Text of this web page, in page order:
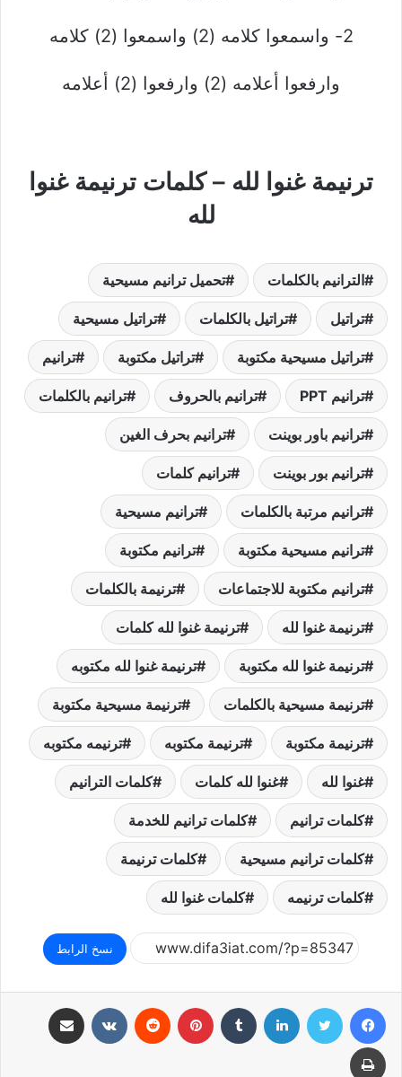
2- واسمعوا كلامه (2) واسمعوا (2) كلامه
وارفعوا أعلامه (2) وارفعوا (2) أعلامه
ترنيمة غنوا لله – كلمات ترنيمة غنوا
لله
الترانيم بالكلمات تحميل ترانيم مسيحية
تراتيل تراتيل بالكلمات تراتيل مسيحية
تراتيل مسيحية مكتوبة تراتيل مكتوبة ترانيم
ترانيم PPT ترانيم بالحروف ترانيم بالكلمات
ترانيم باور بوينت ترانيم بحرف الغين
ترانيم بور بوينت ترانيم كلمات
ترانيم مرتبة بالكلمات ترانيم مسيحية
ترانيم مسيحية مكتوبة ترانيم مكتوبة
ترانيم مكتوبة للاجتماعات ترنيمة بالكلمات
ترنيمة غنوا لله ترنيمة غنوا لله كلمات
ترنيمة غنوا لله مكتوبة ترنيمة غنوا لله مكتوبه
ترنيمة مسيحية بالكلمات ترنيمة مسيحية مكتوبة
ترنيمة مكتوبة ترنيمة مكتوبه ترنيمه مكتوبه
غنوا لله غنوا لله كلمات كلمات الترانيم
كلمات ترانيم كلمات ترانيم للخدمة
كلمات ترانيم مسيحية كلمات ترنيمة
كلمات ترنيمه كلمات غنوا لله
نسخ الرابط
فيسبوك تويتر لينكدإن بينتيريست
طباعة